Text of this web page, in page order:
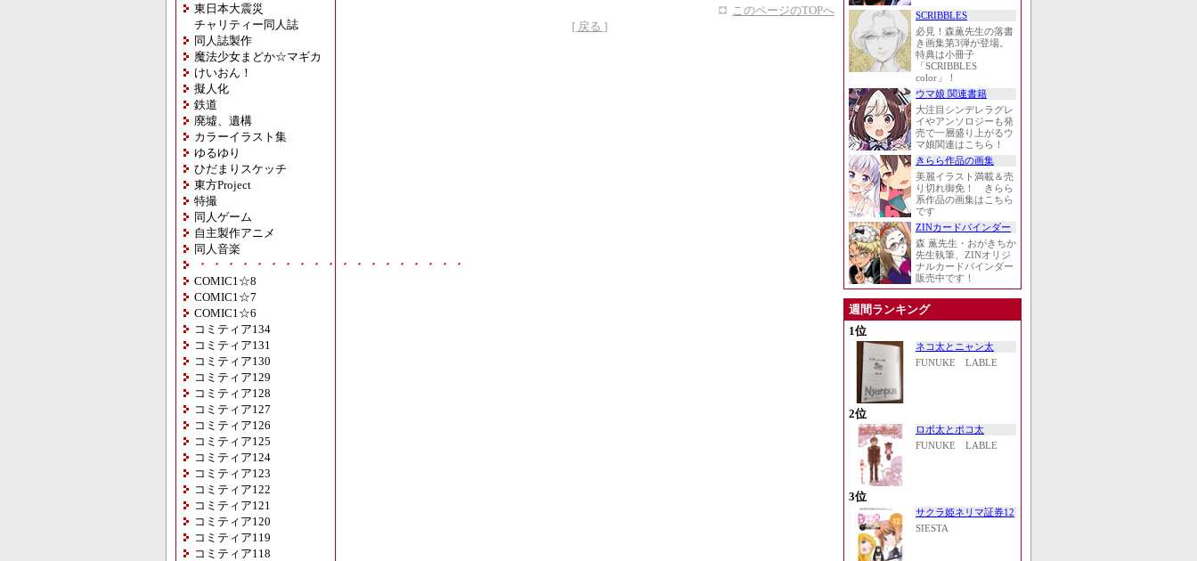
東日本大震災
チャリティー同人誌
同人誌製作
魔法少女まどか☆マギカ
けいおん！
擬人化
鉄道
廃墟、遺構
カラーイラスト集
ゆるゆり
ひだまりスケッチ
東方Project
特撮
同人ゲーム
自主製作アニメ
同人音楽
・・・・・・・・・・・・・・・・・・・
COMIC1☆8
COMIC1☆7
COMIC1☆6
コミティア134
コミティア131
コミティア130
コミティア129
コミティア128
コミティア127
コミティア126
コミティア125
コミティア124
コミティア123
コミティア122
コミティア121
コミティア120
コミティア119
コミティア118
このページのTOPへ
[ 戻る ]
SCRIBBLES
必見！森薫先生の落書
き画集第3弾が登場。
特典は小冊子
「SCRIBBLES
color」！
ウマ娘 関連書籍
大注目シンデレラグレ
イやアンソロジーも発
売で一層盛り上がるウ
マ娘関連はこちら！
きらら作品の画集
美麗イラスト満載＆売
り切れ御免！ きらら
系作品の画集はこちら
です
ZINカードバインダー
森 薫先生・おがきちか
先生執筆、ZINオリジ
ナルカードバインダー
販売中です！
週間ランキング
1位
ネコ太とニャン太
FUNUKE LABLE
2位
ロボ太とポコ太
FUNUKE LABLE
3位
サクラ姫ネリマ証券12
SIESTA